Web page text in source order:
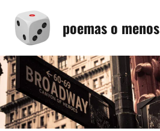
contenido
poemas o menos